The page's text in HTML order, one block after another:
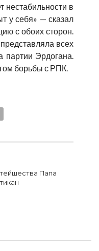
нестабильности в
у себя» — сказал
с обоих сторон.
всех
партии Эрдогана.
борьбы с РПК.
Папа